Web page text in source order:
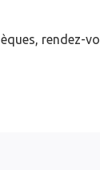
rendez-